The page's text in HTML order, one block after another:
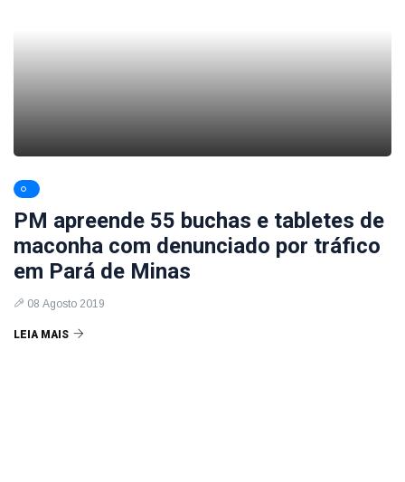
PM apreende 55 buchas e tabletes de
maconha com denunciado por tráfico
em Pará de Minas
08 Agosto 2019
LEIA MAIS